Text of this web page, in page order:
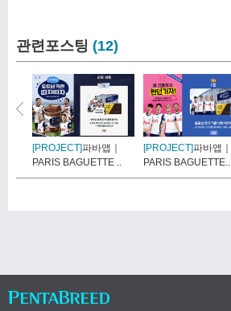
관련포스팅 (12)
[PROJECT]파바앱｜
PARIS BAGUETTE ..
[PROJECT]파바앱｜
PARIS BAGUETTE..